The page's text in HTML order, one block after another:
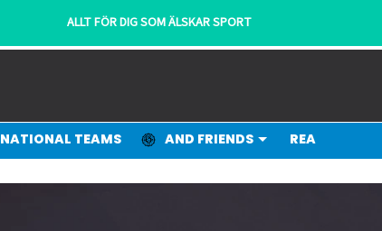
ALLT FÖR DIG SOM ÄLSKAR SPORT
NATIONAL TEAMS AND FRIENDS REA